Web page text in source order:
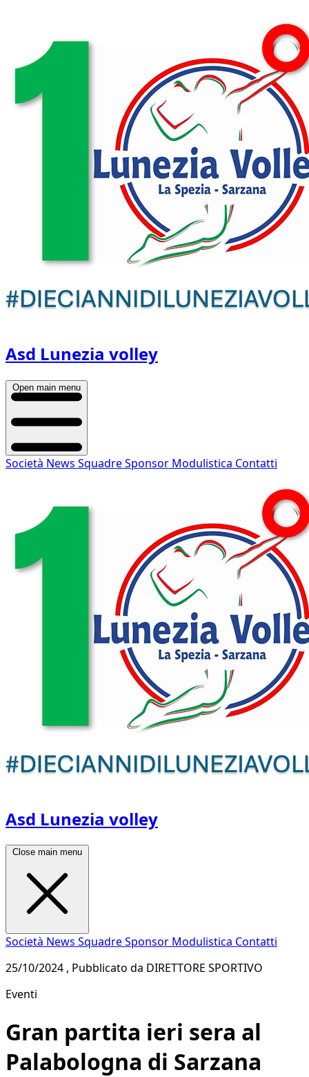
Asd Lunezia volley
Open main menu
Società News SquadreSponsor Modulistica Contatti
Asd Lunezia volley
Close main menu
Società News SquadreSponsor Modulistica Contatti
25/10/2024 , Pubblicato da DIRETTORE SPORTIVO
Eventi
Gran partita ieri sera al
Palabologna di Sarzana